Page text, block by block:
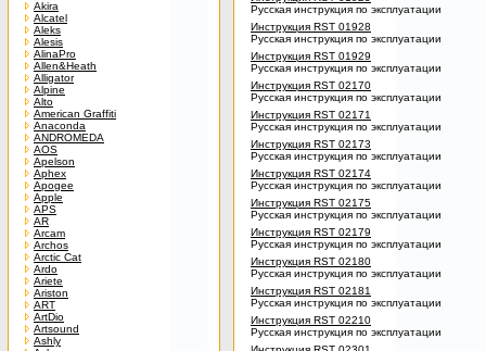
Akira
Alcatel
Aleks
Alesis
AlinaPro
Allen&Heath
Alligator
Alpine
Alto
American Graffiti
Anaconda
ANDROMEDA
AOS
Apelson
Aphex
Apogee
Apple
APS
AR
Arcam
Archos
Arctic Cat
Ardo
Ariete
Ariston
ART
ArtDio
Artsound
Ashly
Русская инструкция по эксплуатации
Инструкция RST 01928
Русская инструкция по эксплуатации
Инструкция RST 01929
Русская инструкция по эксплуатации
Инструкция RST 02170
Русская инструкция по эксплуатации
Инструкция RST 02171
Русская инструкция по эксплуатации
Инструкция RST 02173
Русская инструкция по эксплуатации
Инструкция RST 02174
Русская инструкция по эксплуатации
Инструкция RST 02175
Русская инструкция по эксплуатации
Инструкция RST 02179
Русская инструкция по эксплуатации
Инструкция RST 02180
Русская инструкция по эксплуатации
Инструкция RST 02181
Русская инструкция по эксплуатации
Инструкция RST 02210
Русская инструкция по эксплуатации